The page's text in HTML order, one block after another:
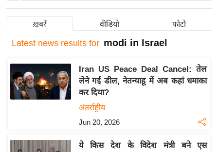
ष्ट्री
अं
र्रा
ष्ट्री
य
ख़बरें वीडियो फोटो
Latest news results for modi in Israel
Iran US Peace Deal Cancel: तेल
लेने गई डील, नेतन्याहू में अब कहां धमाका
कर दिया?
अंतर्राष्ट्रीय
Jun 20, 2026
ये किस देश के विदेश मंत्री बने एस